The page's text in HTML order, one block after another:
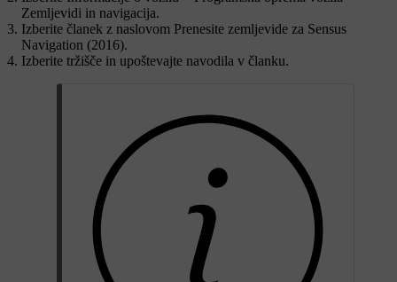
Zemljevidi in navigacija.
Izberite članek z naslovom Prenesite zemljevide za Sensus
Navigation (2016).
Izberite tržišče in upoštevajte navodila v članku.